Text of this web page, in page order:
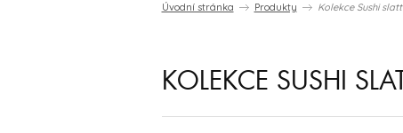
Úvodní stránka Produkty Kolekce Sushi
KOLEKCE SUSHI